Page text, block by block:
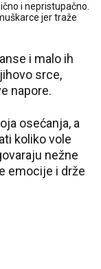
i nepristupačno.
jer traže
i malo ih
srce,
napore.
osećanja, a
koliko vole
nežne
emocije i drže